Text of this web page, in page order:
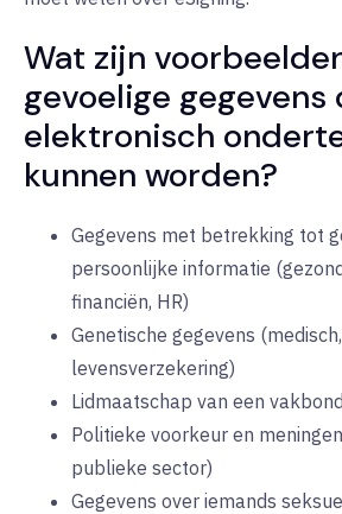
Wat zijn
gevoelige gegevens
elektronisch
kunnen worden?
Gegevens met betrekking tot
persoonlijke informatie
financiën, HR)
Genetische gegevens (medisch,
levensverzekering)
Lidmaatschap van een
Politieke voorkeur en
publieke sector)
Gegevens over iemands